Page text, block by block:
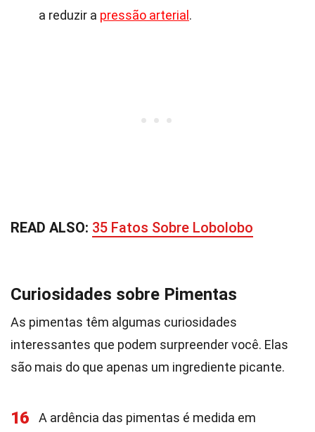
a reduzir a pressão arterial .
READ ALSO: 35 Fatos Sobre Lobolobo
Curiosidades sobre Pimentas
As pimentas têm algumas curiosidades
interessantes que podem surpreender você. Elas
são mais do que apenas um ingrediente picante.
16
A ardência das pimentas é medida em